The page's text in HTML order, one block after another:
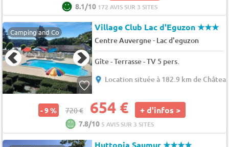
8.1/10 172 AVIS SUR 3 SITES
Camping and Co Village Club Lac d'Eguzon★★★
Centre Auvergne- Lac d'eguzon
Gîte - Terrasse - TV 5 pers.
Location située à 182.9 km de
- 9 % 720 € 654 € + d'infos >
7.8/10 5 AVIS SUR 3 SITES
Huttopia Saumur★★★★